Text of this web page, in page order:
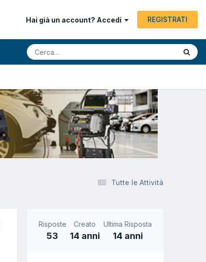
Hai già un account? Accedi REGISTRATI
Tutte le Attività
Risposte
53
Creato
14 anni
Ultima Risposta
14 anni